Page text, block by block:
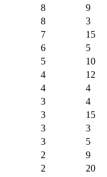
8
9
8
3
7
15
6
5
5
10
4
12
4
4
3
4
3
15
3
3
3
5
2
9
2
20